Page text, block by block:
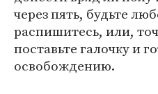
через пять, будьте
распишитесь, или,
поставьте галочку и
освобождению.